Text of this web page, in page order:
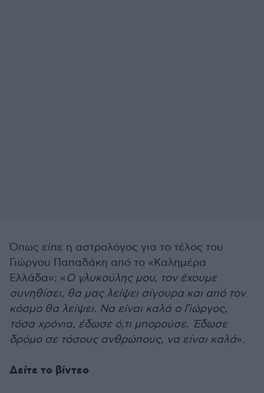
Όπως είπε η αστρολόγος για το τέλος του
Γιώργου Παπαδάκη από το «Καλημέρα
Ελλάδα»: «Ο γλυκούλης μου, τον έχουμε
συνηθίσει, θα μας λείψει σίγουρα και από τον
κόσμο θα λείψει. Να είναι καλά ο Γιώργος,
τόσα χρόνια, έδωσε ό,τι μπορούσε. Έδωσε
δρόμο σε τόσους ανθρώπους, να είναι καλά».
Δείτε το βίντεο